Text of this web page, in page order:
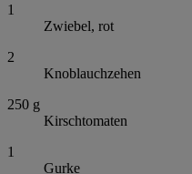
1
Zwiebel, rot
2
Knoblauchzehen
250 g
Kirschtomaten
1
Gurke